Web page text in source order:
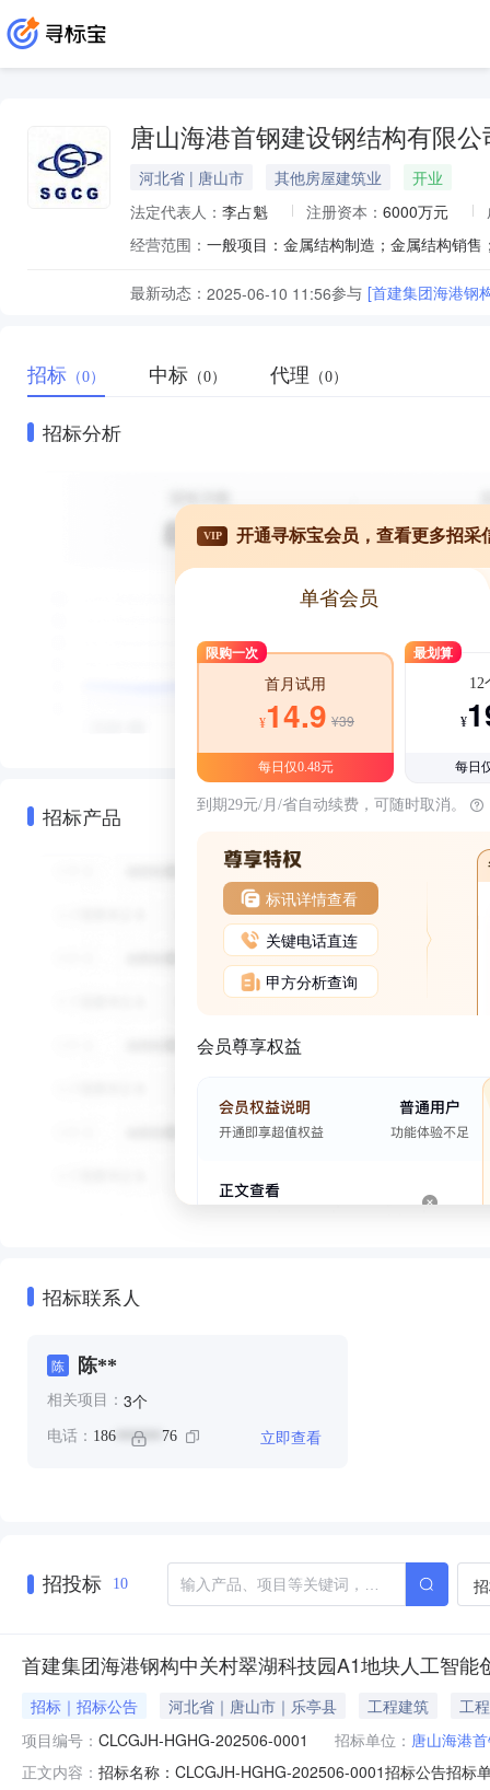
唐山海港首钢建设钢结构有限公
河北省 | 唐山市 其他房屋建筑业
开业
法定代表人： 李占魁 注册资本： 6000万元
经营范围：
最新动态： 2025-06-10 11:56参与 [首建集团海港钢
招标 （0） 中标 （0） 代理 （0）
招标分析
招标产品
VIP 开通寻标宝会员，查看更多招采
单省会员
限购一次
首月试用
¥14.9 ¥39
每日仅0.48元
最划算
12
¥
每日
到期29元/月/省自动续费，可随时取消。
标讯详情查看
关键电话直连
甲方分析查询
会员尊享权益
招标联系人
陈 陈**
相关项目： 3个
电话： 186 ****** 76 立即查看
招投标 10
首建集团海港钢构中关村翠湖科技园A1地块人工智
招标｜招标公告 河北省｜唐山市｜乐亭县 工程建筑
工程
项目编号： CLCGJH-HGHG-202506-0001 招标单位： 唐山海港
正文内容： 招标名称：CLCGJH-HGHG-202506-0001招标公告招标